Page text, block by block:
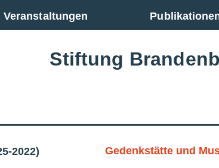
Veranstaltungen
Zur Gesamtübersicht
Stiftung
Gedenkstätte und